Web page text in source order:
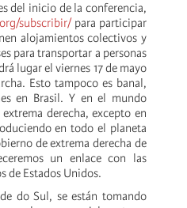
del inicio de la conferencia,
subscribir/ para participar
alojamientos colectivos y
para transportar a personas
lugar el viernes 17 de mayo
Esto tampoco es banal,
en Brasil. Y en el mundo
derecha, excepto en
en todo el planeta
de extrema derecha de
un enlace con las
de Estados Unidos.
do Sul, se están tomando